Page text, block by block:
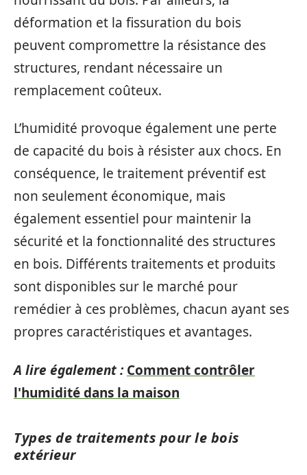
déformation et la fissuration du bois
peuvent compromettre la résistance des
structures, rendant nécessaire un
remplacement coûteux.
L’humidité provoque également une perte
de capacité du bois à résister aux chocs. En
conséquence, le traitement préventif est
non seulement économique, mais
également essentiel pour maintenir la
sécurité et la fonctionnalité des structures
en bois. Différents traitements et produits
sont disponibles sur le marché pour
remédier à ces problèmes, chacun ayant ses
propres caractéristiques et avantages.
A lire également : Comment contrôler
l'humidité dans la maison
Types de traitements pour le bois
extérieur